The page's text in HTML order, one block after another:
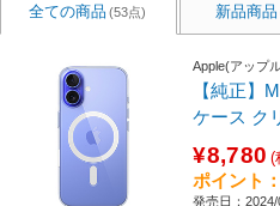
全ての商品 (53点) 新品商品
Apple(アップ
【純正】
ケース ク
¥8,780 (
ポイント
発売日：